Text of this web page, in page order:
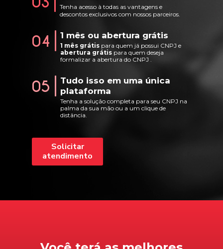
Tenha acesso à todas as vantagens e
descontos exclusivos com nossos parceiros.
04 1 mês ou abertura grátis
1 mês grátis para quem já possui CNPJ e
abertura grátis para quem deseja
formalizar a abertura do CNPJ .
05
Tudo isso em uma única
plataforma
Tenha a solução completa para seu CNPJ na
palma da sua mão ou a um clique de
distância.
Solicitar
atendimento